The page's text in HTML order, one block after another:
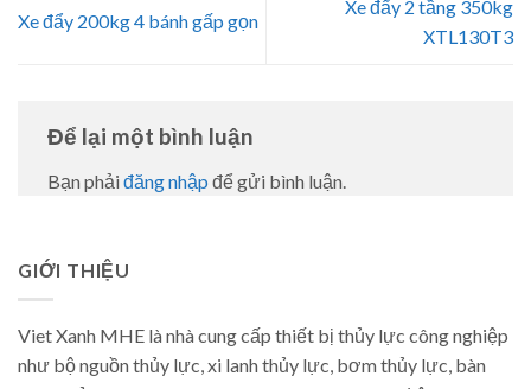
Xe đẩy 200kg 4 bánh gấp gọn
Xe đẩy 2 tầng 350kg
XTL130T3
Để lại một bình luận
Bạn phải đăng nhập để gửi bình luận.
GIỚI THIỆU
Viet Xanh MHE là nhà cung cấp thiết bị thủy lực công nghiệp
như bộ nguồn thủy lực, xi lanh thủy lực, bơm thủy lực, bàn